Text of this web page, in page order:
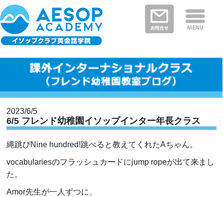
イソップクラブの特徴
クラスと料金
教室を探す
河内長野・南河内郡エリア
富田林市エリア
堺市エリア
新着情報
2023/6/5
6/5 フレンド幼稚園イソップインター年長クラス
縄跳びNine hundred!跳べると教えてくれたAちゃん。
vocabulariesのフラッシュカードにjump ropeが出て来まし
た。
Amor先生が一人ずつに、